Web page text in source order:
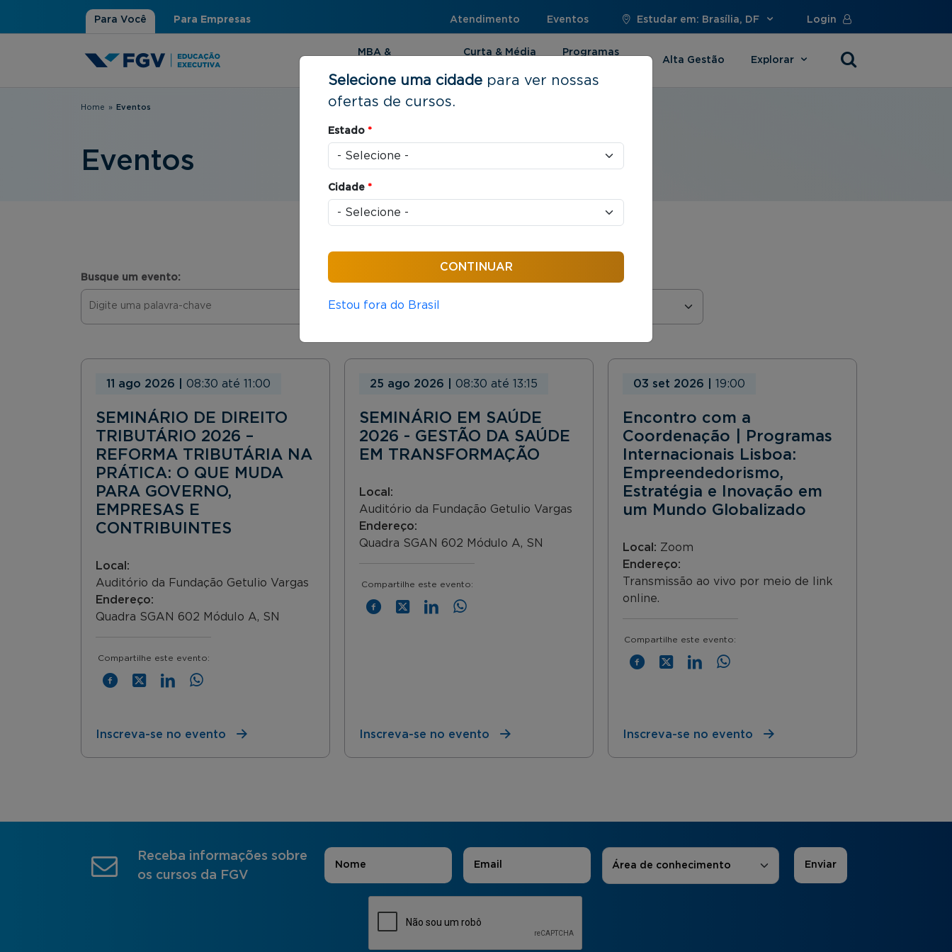
Para Você Para Empresas Atendimento Eventos Estudar em: Brasília, DF Login
MBA &
Curta & Média
Programas
Alta Gestão Explorar
Você está aqui
Home » Eventos
Eventos
Busque um evento:
11 ago 2026 08:30 até 11:00
SEMINÁRIO DE DIREITO
TRIBUTÁRIO 2026 –
REFORMA TRIBUTÁRIA NA
PRÁTICA: O QUE MUDA
PARA GOVERNO,
EMPRESAS E
CONTRIBUINTES
Local:
Auditório da Fundação Getulio Vargas
Endereço:
Quadra SGAN 602 Módulo A, SN
Compartilhe este evento:
Inscreva-se no evento
25 ago 2026 08:30 até 13:15
SEMINÁRIO EM SAÚDE
2026 - GESTÃO DA SAÚDE
EM TRANSFORMAÇÃO
Local:
Auditório da Fundação Getulio Vargas
Endereço:
Quadra SGAN 602 Módulo A, SN
Compartilhe este evento:
Inscreva-se no evento
03 set 2026 19:00
Encontro com a
Coordenação | Programas
Internacionais Lisboa:
Empreendedorismo,
Estratégia e Inovação em
um Mundo Globalizado
Local: Zoom
Endereço:
Transmissão ao vivo por meio de link
online.
Compartilhe este evento:
Inscreva-se no evento
Receba informações sobre
os cursos da FGV
Nome E-mail Áreas de Interesse
Área de conhecimento
Selecione uma cidade para ver nossas
ofertas de cursos.
Estado *
Cidade *
Estou fora do Brasil